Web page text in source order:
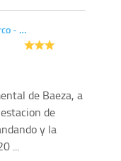
- …
de Baeza, a
de
y la
...